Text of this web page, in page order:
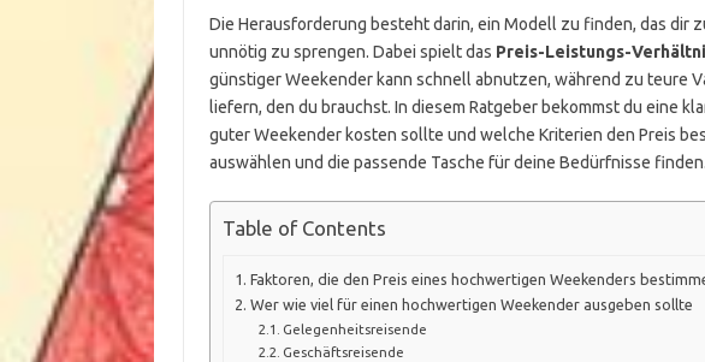
Die Herausforderung besteht darin, ein Modell zu finden, das dir
unnötig zu sprengen. Dabei spielt das Preis-Leistungs-
günstiger Weekender kann schnell abnutzen, während zu teure
liefern, den du brauchst. In diesem Ratgeber bekommst du eine
guter Weekender kosten sollte und welche Kriterien den Preis
auswählen und die passende Tasche für deine Bedürfnisse finden.
Table of Contents
Faktoren, die den Preis eines hochwertigen Weekenders
Wer wie viel für einen hochwertigen Weekender ausgeben sollte
Gelegenheitsreisende
Geschäftsreisende